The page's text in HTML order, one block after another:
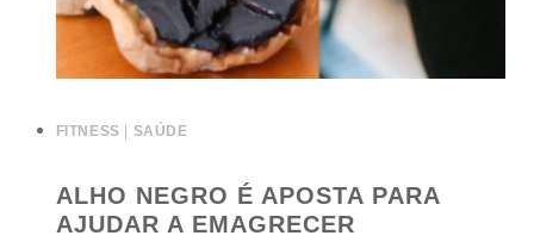
FITNESS SAÚDE
ALHO NEGRO É APOSTA PARA
AJUDAR A EMAGRECER